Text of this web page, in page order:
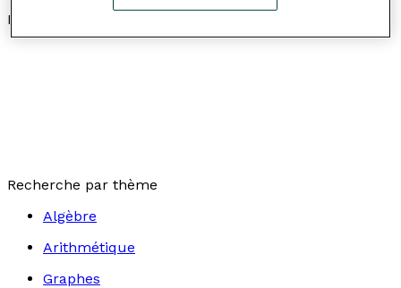
Exemple
Recherche par thème
Algèbre
Arithmétique
Graphes